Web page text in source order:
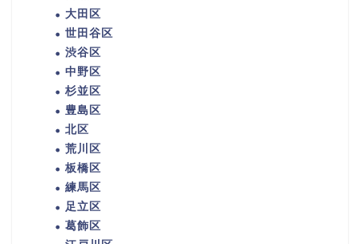
大田区
世田谷区
渋谷区
中野区
杉並区
豊島区
北区
荒川区
板橋区
練馬区
足立区
葛飾区